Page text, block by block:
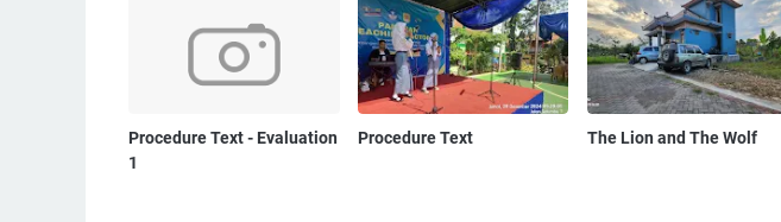
Procedure Text - Evaluation
1
Procedure Text The Lion and The Wolf